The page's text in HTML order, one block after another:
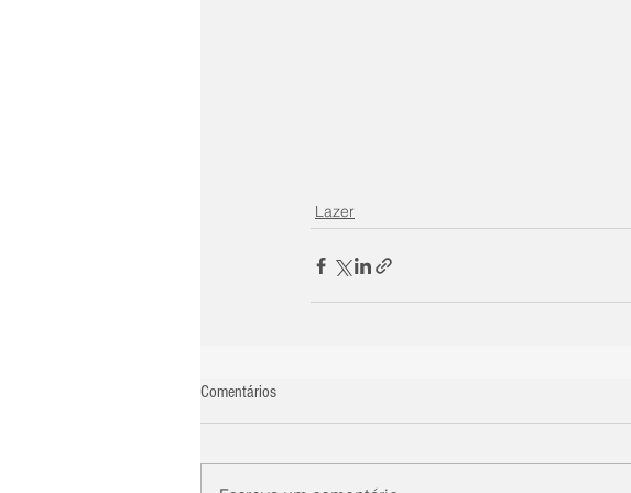
Lazer
Comentários